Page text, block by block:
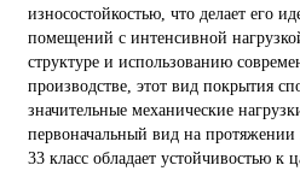
износостойкостью, что делает его
помещений с интенсивной
структуре и использованию
производстве, этот вид покрытия
значительные механические
первоначальный вид на
33 класс обладает устойчивостью к